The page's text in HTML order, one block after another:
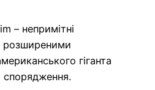
– непримітні
розширеними
гіганта
спорядження.